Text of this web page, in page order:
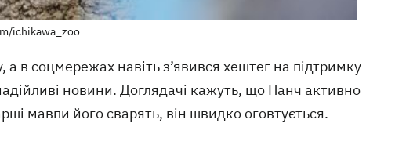
ichikawa_zoo
в соцмережах навіть з’явився хештег на підтримку
новини. Доглядачі кажуть, що Панч активно
мавпи його сварять, він швидко оговтується.